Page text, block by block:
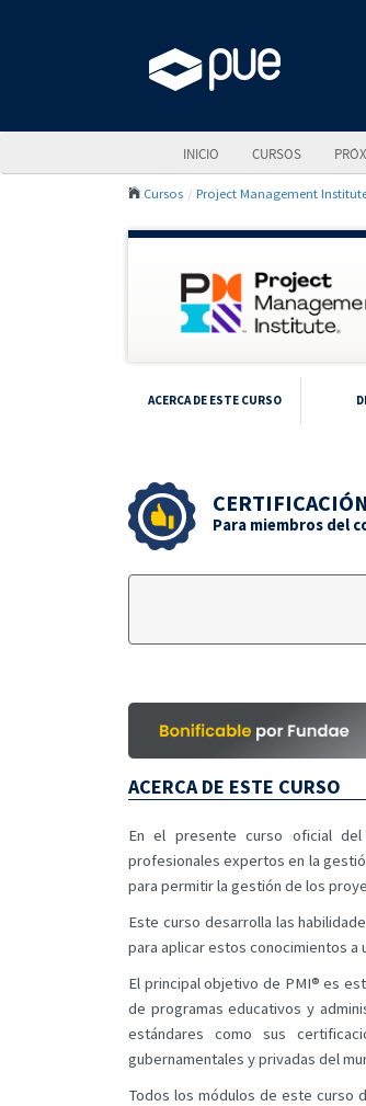
INICIO CURSOS
Cursos Project Management
ACERCA DE ESTE CURSO
Para miembros del
ACERCA DE ESTE CURSO
En el presente curso oficial
profesionales expertos en la
para permitir la gestión de los
Este curso desarrolla las
para aplicar estos conocimientos a
El principal objetivo de PMI® es
de programas educativos y
estándares como sus
gubernamentales y privadas del
Todos los módulos de este curso